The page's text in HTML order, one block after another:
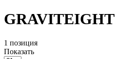
GRAVITEIGHT
1 позиция
Показать